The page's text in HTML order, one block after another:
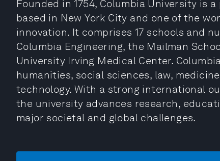
Founded in 1754, Columbia University is
based in New York City and one of the
innovation. It comprises 17 schools and
Columbia Engineering, the Mailman
University Irving Medical Center.
humanities, social sciences, law,
technology. With a strong international
the university advances research,
major societal and global challenges.